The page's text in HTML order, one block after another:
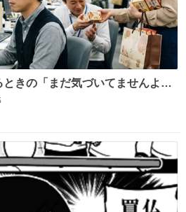
きの「まだ気づいてませんよ」